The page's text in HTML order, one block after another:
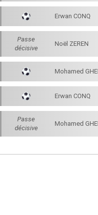
Erwan CONQ
Passe
décisive
Noël ZEREN
Mohamed
Erwan CONQ
Passe
décisive
Mohamed